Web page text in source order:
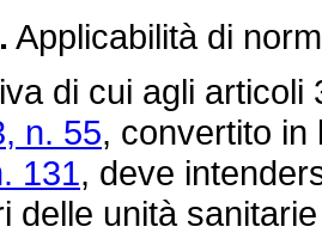
Applicabilità di
di cui agli articoli
n. 55, convertito
131, deve
delle unità